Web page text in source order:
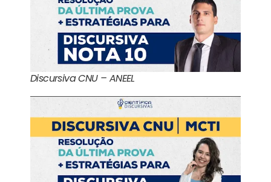
Discursiva CNU – ANEEL